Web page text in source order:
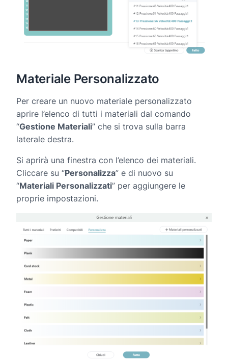
Materiale Personalizzato
Per creare un nuovo materiale personalizzato
aprire l’elenco di tutti i materiali dal comando
“Gestione Materiali” che si trova sulla barra
laterale destra.
Si aprirà una finestra con l’elenco dei materiali.
Cliccare su “Personalizza” e di nuovo su
“Materiali Personalizzati” per aggiungere le
proprie impostazioni.